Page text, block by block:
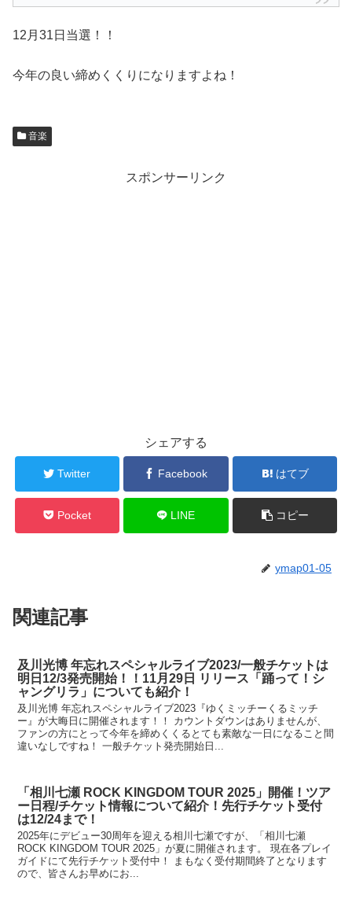
12月31日当選！！
今年の良い締めくくりになりますよね！
音楽
スポンサーリンク
シェアする
Twitter Facebook はてブ
Pocket LINE コピー
ymap01-05
関連記事
及川光博 年忘れスペシャルライブ2023/一般チケットは
明日12/3発売開始！！11月29日 リリース「踊って！シ
ャングリラ」についても紹介！
及川光博 年忘れスペシャルライブ2023『ゆくミッチーくるミッチ
ー』が大晦日に開催されます！！ カウントダウンはありませんが、
ファンの方にとって今年を締めくくるとても素敵な一日になること間
違いなしですね！ 一般チケット発売開始日...
「相川七瀬 ROCK KINGDOM TOUR 2025」開催！ツア
ー日程/チケット情報について紹介！先行チケット受付
は12/24まで！
2025年にデビュー30周年を迎える相川七瀬ですが、「相川七瀬
ROCK KINGDOM TOUR 2025」が夏に開催されます。 現在各プレイ
ガイドにて先行チケット受付中！ まもなく受付期間終了となります
ので、皆さんお早めにお...